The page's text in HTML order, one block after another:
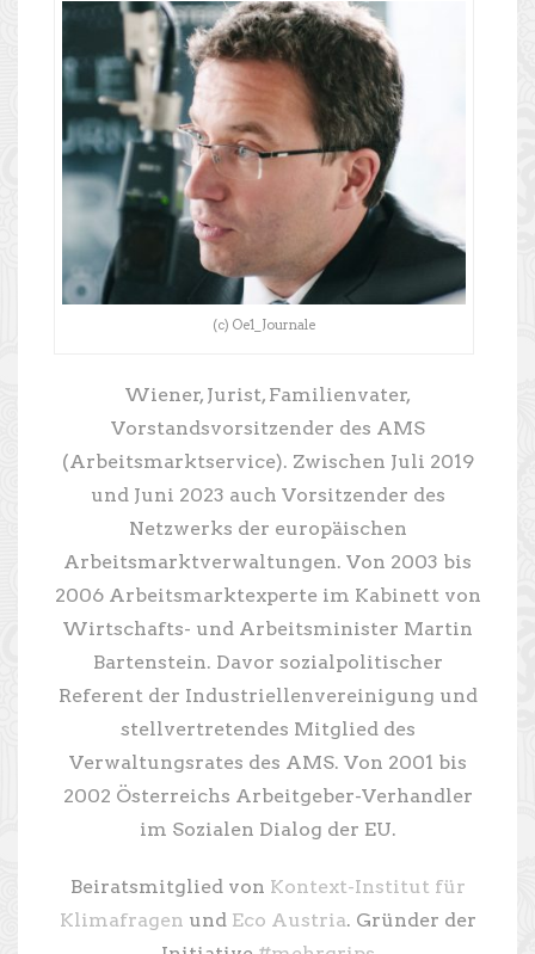
(c) Oe1_Journale
Wiener, Jurist, Familienvater,
Vorstandsvorsitzender des AMS
(Arbeitsmarktservice). Zwischen Juli 2019
und Juni 2023 auch Vorsitzender des
Netzwerks der europäischen
Arbeitsmarktverwaltungen. Von 2003 bis
2006 Arbeitsmarktexperte im Kabinett von
Wirtschafts- und Arbeitsminister Martin
Bartenstein. Davor sozialpolitischer
Referent der Industriellenvereinigung und
stellvertretendes Mitglied des
Verwaltungsrates des AMS. Von 2001 bis
2002 Österreichs Arbeitgeber-Verhandler
im Sozialen Dialog der EU.
Beiratsmitglied von Kontext-Institut für
Klimafragen und Eco Austria. Gründer der